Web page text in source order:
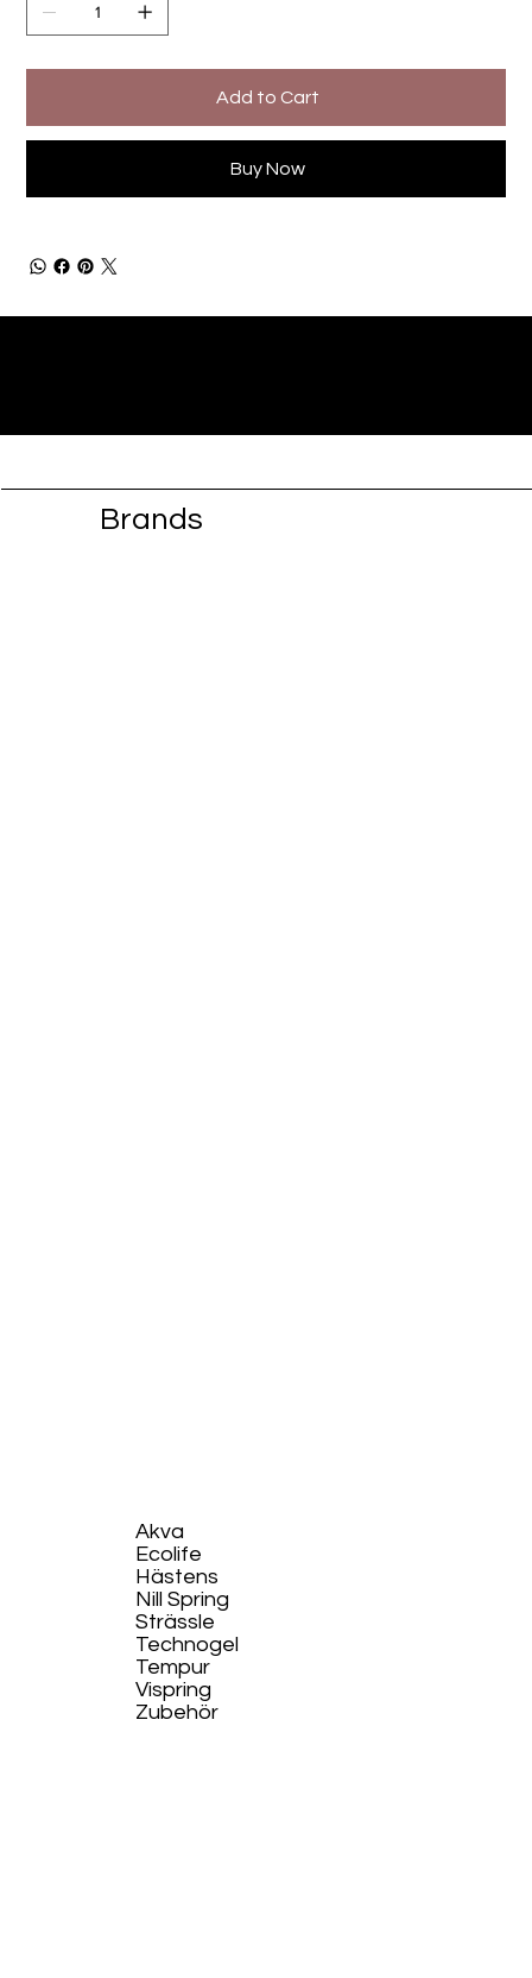
Add to Cart
Buy Now
Brands
Akva
Ecolife​
Hästens
Nill Spring
Strässle
Technogel
Tempur
Vispring
Zubehör